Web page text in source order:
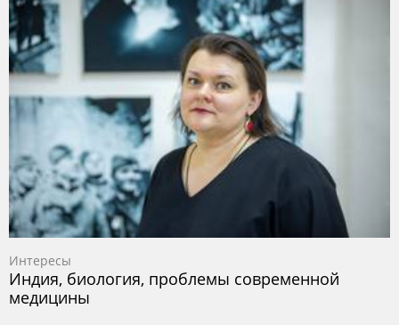
Интересы
Индия, биология, проблемы современной
медицины